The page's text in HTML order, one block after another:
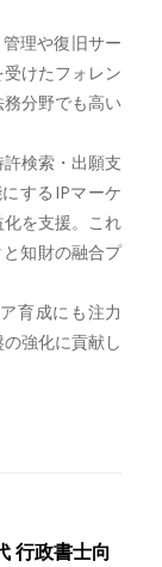
理や復旧サー
けたフォレン
分野でも高い
検索・出願支
するIPマーケ
を支援。これ
知財の融合プ
育成にも注力
強化に貢献し
行政書士向